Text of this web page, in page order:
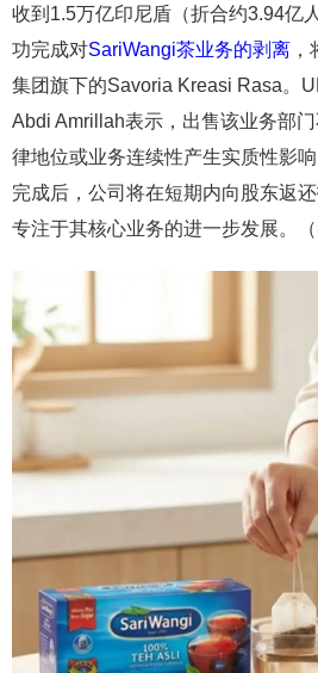
收到1.5万亿印尼盾（折合约3.94亿
功完成对SariWangi茶业务的剥离
集团旗下的Savoria Kreasi Rasa。
Abdi Amrillah表示，出售该业务部
律地位或业务连续性产生实质性影
完成后，公司将在短期内向股东返
专注于其核心业务的进一步发展。（